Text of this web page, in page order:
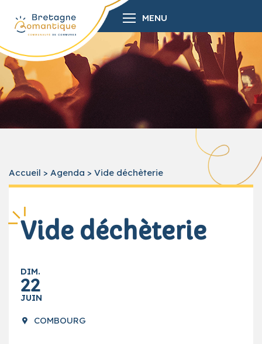
MENU
Accueil > Agenda > Vide déchèterie
Vide déchèterie
DIM.
22
JUIN
COMBOURG